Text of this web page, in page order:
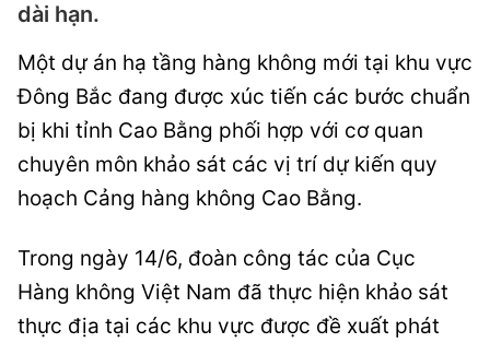
dài hạn.
Một dự án hạ tầng hàng không mới tại khu vực
Đông Bắc đang được xúc tiến các bước chuẩn
bị khi tỉnh Cao Bằng phối hợp với cơ quan
chuyên môn khảo sát các vị trí dự kiến quy
hoạch Cảng hàng không Cao Bằng.
Trong ngày 14/6, đoàn công tác của Cục
Hàng không Việt Nam đã thực hiện khảo sát
thực địa tại các khu vực được đề xuất phát